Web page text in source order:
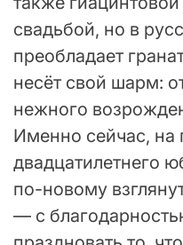
свадьбой, но в
преобладает
несёт свой шарм:
нежного
Именно сейчас, на
двадцатилетнего
по-новому
— с